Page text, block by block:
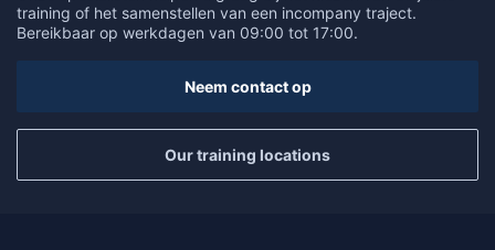
training of het samenstellen van een incompany traject.
Bereikbaar op werkdagen van 09:00 tot 17:00.
Neem contact op
Our training locations